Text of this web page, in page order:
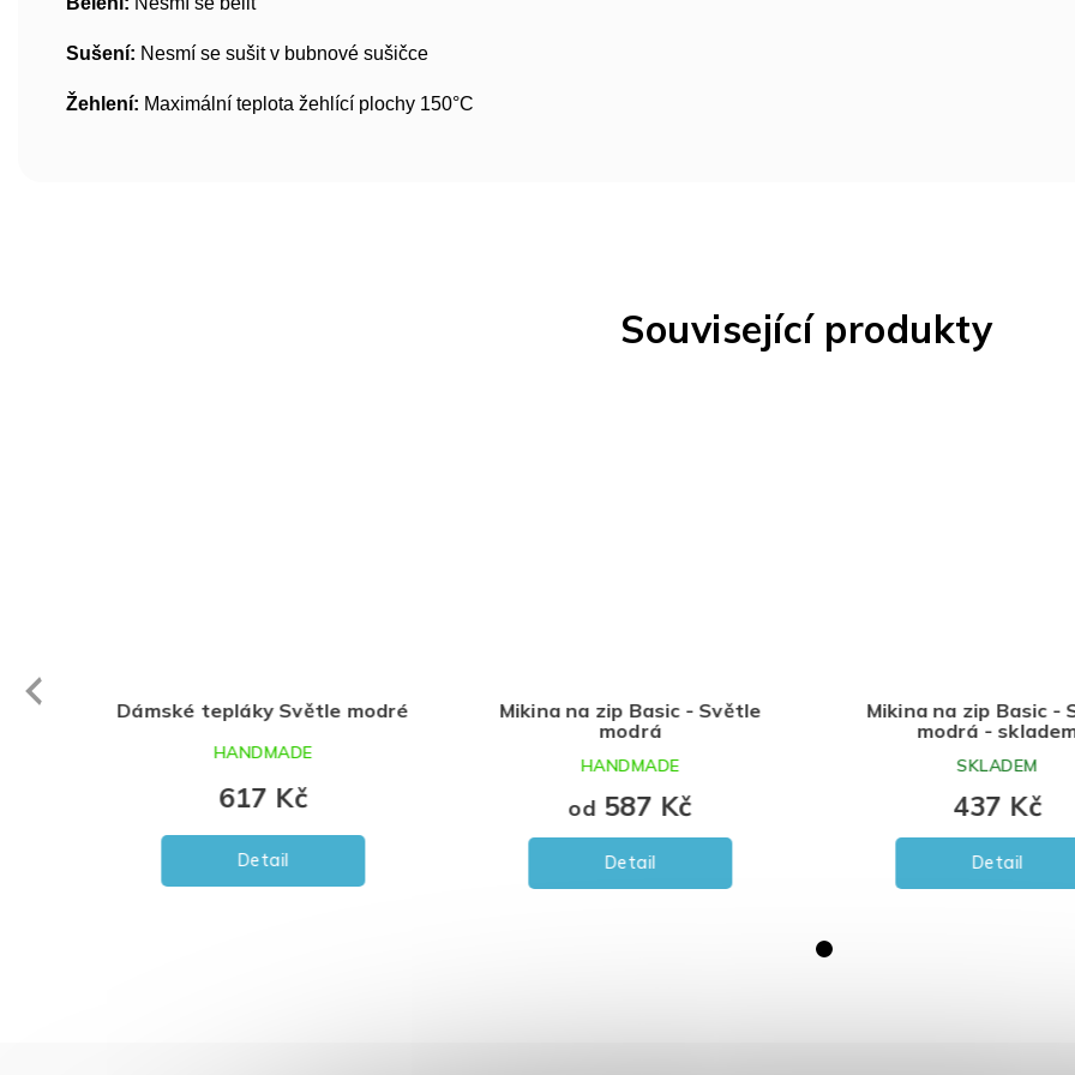
Související produkty
Dámské tepláky Světle modré
617 Kč
Detail
HANDMADE
Mikina na zip Basic - Světle
modrá
od587 Kč
Detail
HANDMADE
Mikina na zip Basic -
modrá - skladem
437 Kč
Detail
SKLADEM
Sušení: Nesmí se sušit v bubnové sušičce
Žehlení: Maximální teplota žehlící plochy 150°C